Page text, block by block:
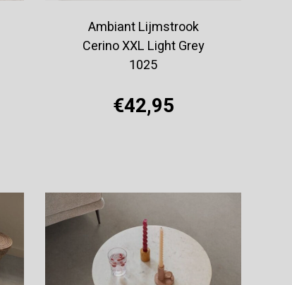
Ambiant Lijmstrook
Cerino XXL Light Grey
1025
€42,95